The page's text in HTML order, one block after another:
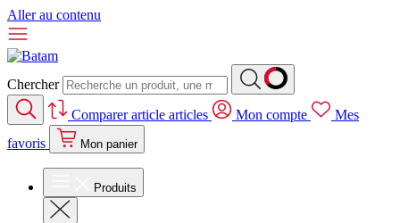
Aller au contenu
Chercher
Comparerarticle articles Mon compte
Mes
favoris
Mon panier
Produits